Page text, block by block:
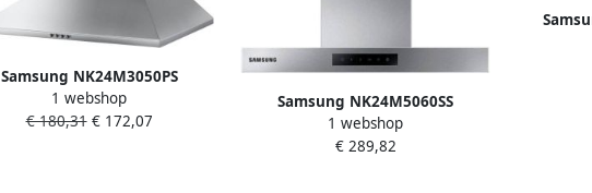
Samsung NK24M3050PS
Afzuigkap Wandschouw
1 webshop
€ 180,31€ 172,07
Samsung NK24M5060SS
Wandschouw Afzuigkap RVS
1 webshop
€ 289,82